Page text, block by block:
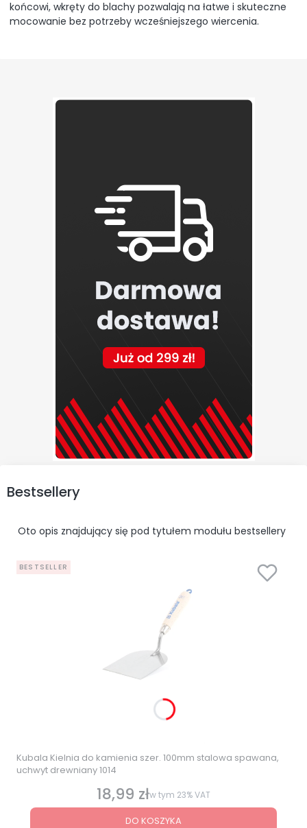
końcowi, wkręty do blachy pozwalają na łatwe i skuteczne
mocowanie bez potrzeby wcześniejszego wiercenia.
Bestsellery
Oto opis znajdujący się pod tytułem modułu bestsellery
BESTSELLER
Kubala Kielnia do kamienia szer. 100mm stalowa spawana,
uchwyt drewniany 1014
Cena brutto
18,99 złw tym 23%VAT
DO KOSZYKA